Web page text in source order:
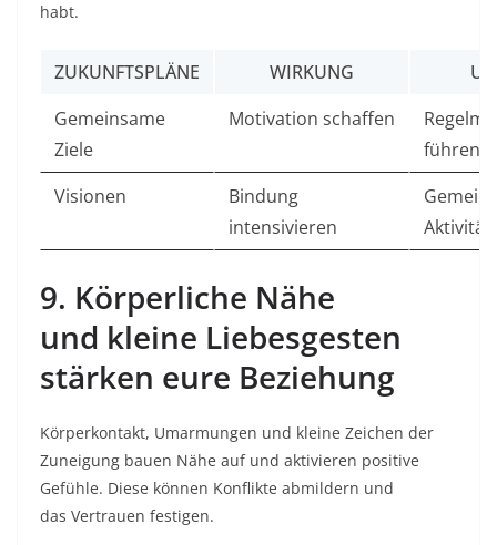
habt.
ZUKUNFTSPLÄNE WIRKUNG
Gemeinsame
Ziele
Motivation schaffen
führen
Visionen
Bindung
intensivieren
9. Körperliche Nähe
und kleine Liebesgesten
stärken eure Beziehung
Körperkontakt, Umarmungen und kleine Zeichen der
Zuneigung bauen Nähe auf und aktivieren positive
Gefühle. Diese können Konflikte abmildern und
das Vertrauen festigen.